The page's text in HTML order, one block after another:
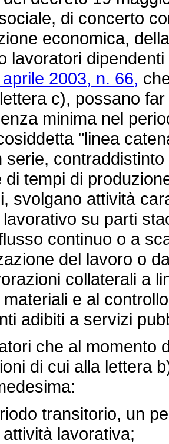
di concerto
economica,
lavoratori
2003, n. 66,
c), possano
minima nel
"linea
serie,
di tempi di
svolgano attività
su parti
continuo o a
del lavoro o
collaterali a
e al
adibiti a servizi
che al momento
di cui alla lettera
transitorio, un
lavorativa;